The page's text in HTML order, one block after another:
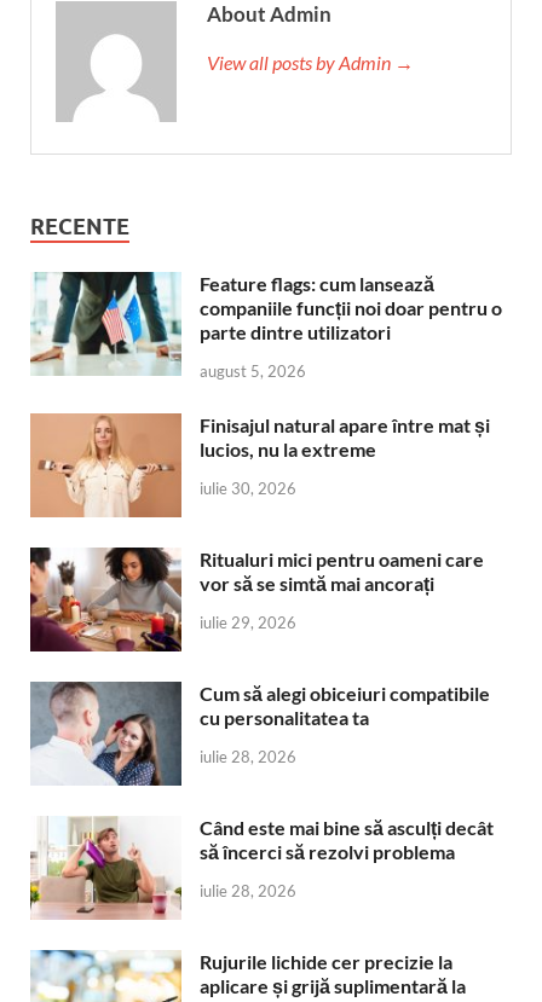
About Admin
View all posts by Admin →
RECENTE
Feature flags: cum lansează
companiile funcții noi doar pentru o
parte dintre utilizatori
august 5, 2026
Finisajul natural apare între mat și
lucios, nu la extreme
iulie 30, 2026
Ritualuri mici pentru oameni care
vor să se simtă mai ancorați
iulie 29, 2026
Cum să alegi obiceiuri compatibile
cu personalitatea ta
iulie 28, 2026
Când este mai bine să asculți decât
să încerci să rezolvi problema
iulie 28, 2026
Rujurile lichide cer precizie la
aplicare și grijă suplimentară la